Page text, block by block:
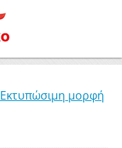
Εκτυπώσιμη μορφή